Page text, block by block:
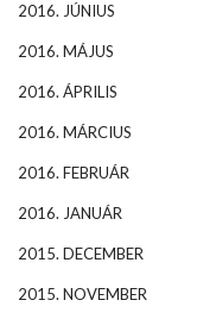
2016. JÚNIUS
2016. MÁJUS
2016. ÁPRILIS
2016. MÁRCIUS
2016. FEBRUÁR
2016. JANUÁR
2015. DECEMBER
2015. NOVEMBER